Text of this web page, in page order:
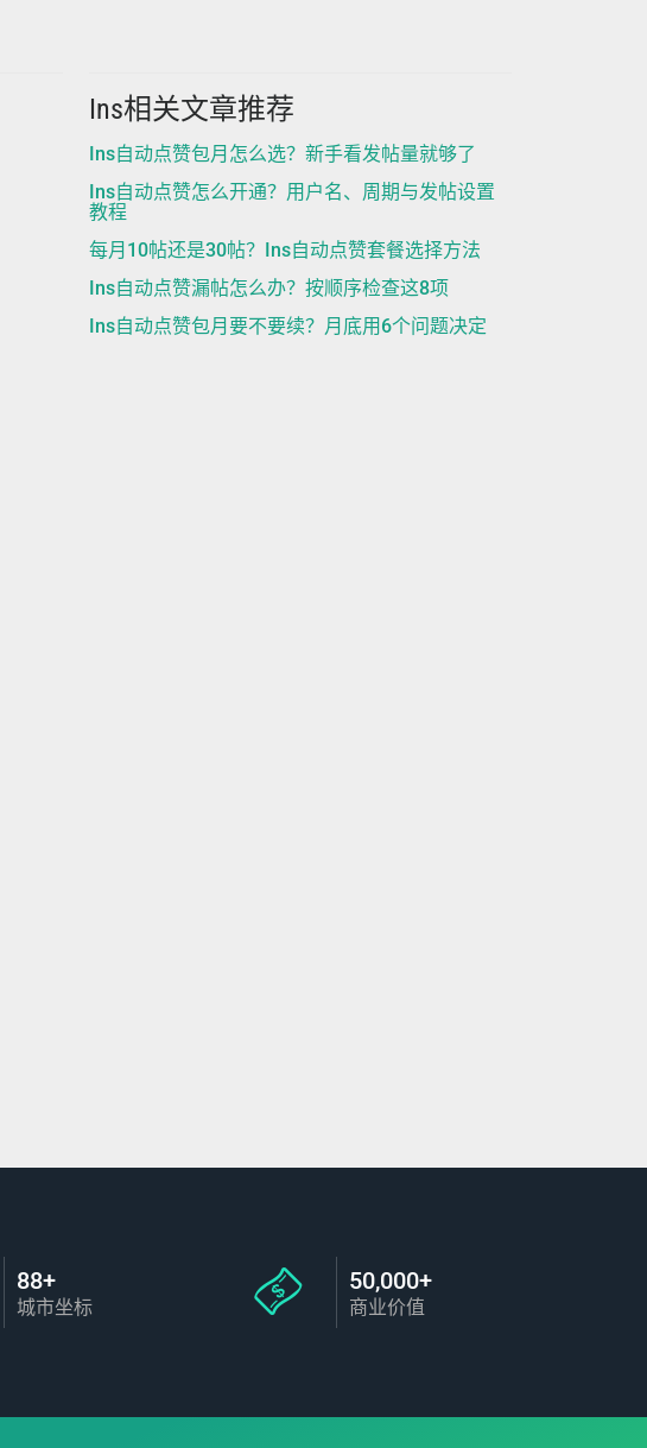
Ins相关文章推荐
Ins自动点赞包月怎么选？新手看发帖量就够了
Ins自动点赞怎么开通？用户名、周期与发帖设置
教程
每月10帖还是30帖？Ins自动点赞套餐选择方法
Ins自动点赞漏帖怎么办？按顺序检查这8项
Ins自动点赞包月要不要续？月底用6个问题决定
88+
城市坐标
50,000+
商业价值